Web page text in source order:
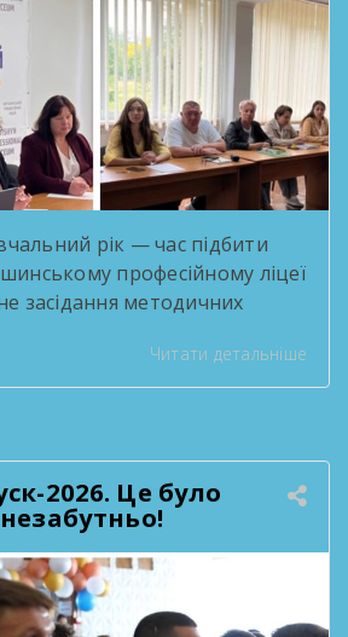
рік — час підбити
професійному ліцеї
засідання методичних
рік. Педагоги
методичної роботи,
— нагода озирнутися на
побачити, скільки цінного
зусиллями колективу. […]
Читати детальніше
2026. Це було
незабутньо!